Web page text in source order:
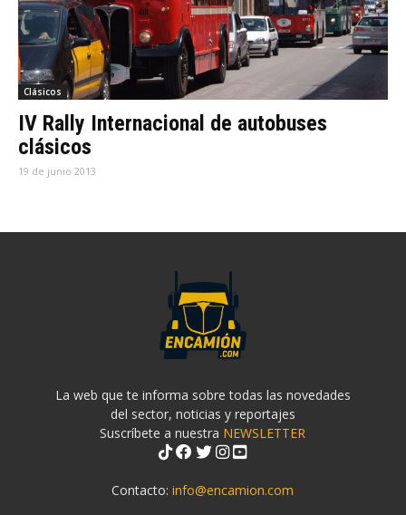
Clásicos
IV Rally Internacional de autobuses
clásicos
19 de junio 2013
La web que te informa sobre todas las novedades
del sector, noticias y reportajes
Suscríbete a nuestra NEWSLETTER
Contacto:info@encamion.com